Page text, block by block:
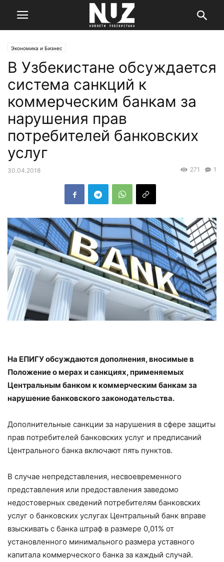
Экономика и Бизнес
В Узбекистане обсуждается
система санкций к
коммерческим банкам за
нарушения прав
потребителей банковских
услуг
30.04.2018 1
271
На ЕПИГУ обсуждаются дополнения, вносимые в
Положение о мерах и санкциях, применяемых
Центральным банком к коммерческим банкам за
нарушение банковского законодательства.
Дополнительные санкции за нарушения в сфере защиты
прав потребителей банковских услуг и предписаний
Центрального банка включают пять пунктов.
В случае непредставления, несвоевременного
представления или предоставления заведомо
недостоверных сведений потребителям банковских
услуг о банковских услугах Центральный банк вправе
взыскивать с банка штраф в размере 0,01% от
установленного минимального размера уставного
капитала коммерческого банка за каждый случай.